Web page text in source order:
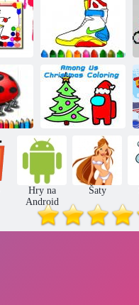
Späť do školy:
sfarbenie
topánok
Medzi nami
vianočné
sfarbenie
Hry na
Android
Šaty